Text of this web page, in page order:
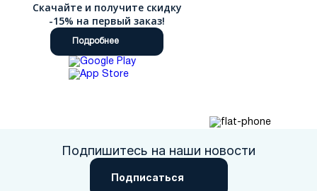
Скачайте и получите скидку
-15% на первый заказ!
Подробнее
Подпишитесь на наши новости
Подписаться